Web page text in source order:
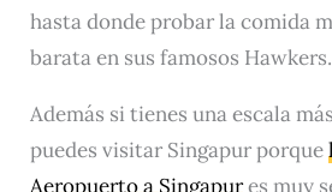
hasta donde probar la comida
barata en sus famosos Hawkers.
Además si tienes una escala
puedes visitar Singapur porque
Aeropuerto a Singapures muy